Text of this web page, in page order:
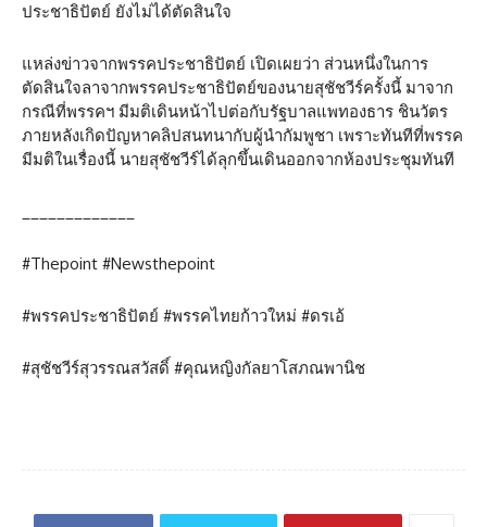
ประชาธิปัตย์ ยังไม่ได้ตัดสินใจ
แหล่งข่าวจากพรรคประชาธิปัตย์ เปิดเผยว่า ส่วนหนึ่งในการ
ตัดสินใจลาจากพรรคประชาธิปัตย์ของนายสุชัชวีร์ครั้งนี้ มาจาก
กรณีที่พรรคฯ มีมติเดินหน้าไปต่อกับรัฐบาลแพทองธาร ชินวัตร
ภายหลังเกิดปัญหาคลิปสนทนากับผู้นำกัมพูชา เพราะทันทีที่พรรค
มีมติในเรื่องนี้ นายสุชัชวีร์ได้ลุกขึ้นเดินออกจากห้องประชุมทันที
#Thepoint #Newsthepoint
#พรรคประชาธิปัตย์ #พรรคไทยก้าวใหม่ #ดรเอ้
#สุชัชวีร์สุวรรณสวัสดิ์ #คุณหญิงกัลยาโสภณพานิช